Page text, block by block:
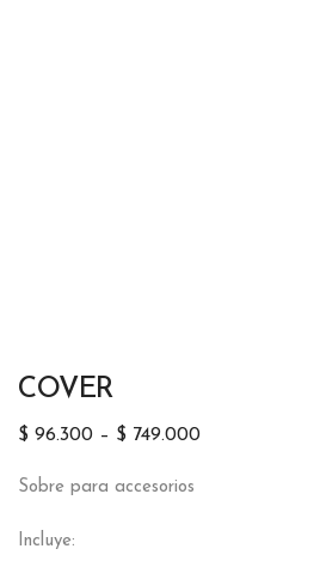
COVER
$ 96.300 – $ 749.000
Sobre para accesorios
Incluye: